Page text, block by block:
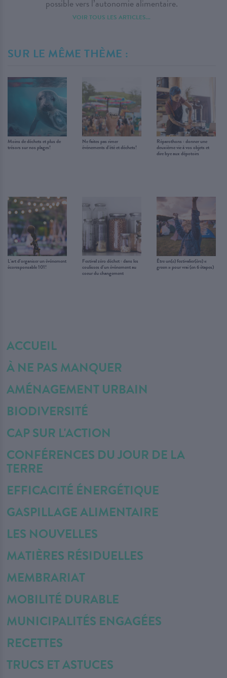
possible vers l’autonomie alimentaire.
VOIR TOUS LES ARTICLES...
SUR LE MÊME THÈME :
Moins de déchets et plus de
trésors sur nos plages!
Ne faites pas rimer
événements d’été et déchets!
Réparothons : donner une
deuxième vie à vos objets et
dire bye aux dépotoirs
L’art d’organiser un événement
écoresponsable 101!
Festival zéro déchet : dans les
coulisses d’un événement au
coeur du changement
Être un(e) festivalier(ère) «
green » pour vrai (en 6 étapes)
ACCUEIL
À NE PAS MANQUER
AMÉNAGEMENT URBAIN
BIODIVERSITÉ
CAP SUR L'ACTION
CONFÉRENCES DU JOUR DE LA
TERRE
EFFICACITÉ ÉNERGÉTIQUE
GASPILLAGE ALIMENTAIRE
LES NOUVELLES
MATIÈRES RÉSIDUELLES
MEMBRARIAT
MOBILITÉ DURABLE
MUNICIPALITÉS ENGAGÉES
RECETTES
TRUCS ET ASTUCES